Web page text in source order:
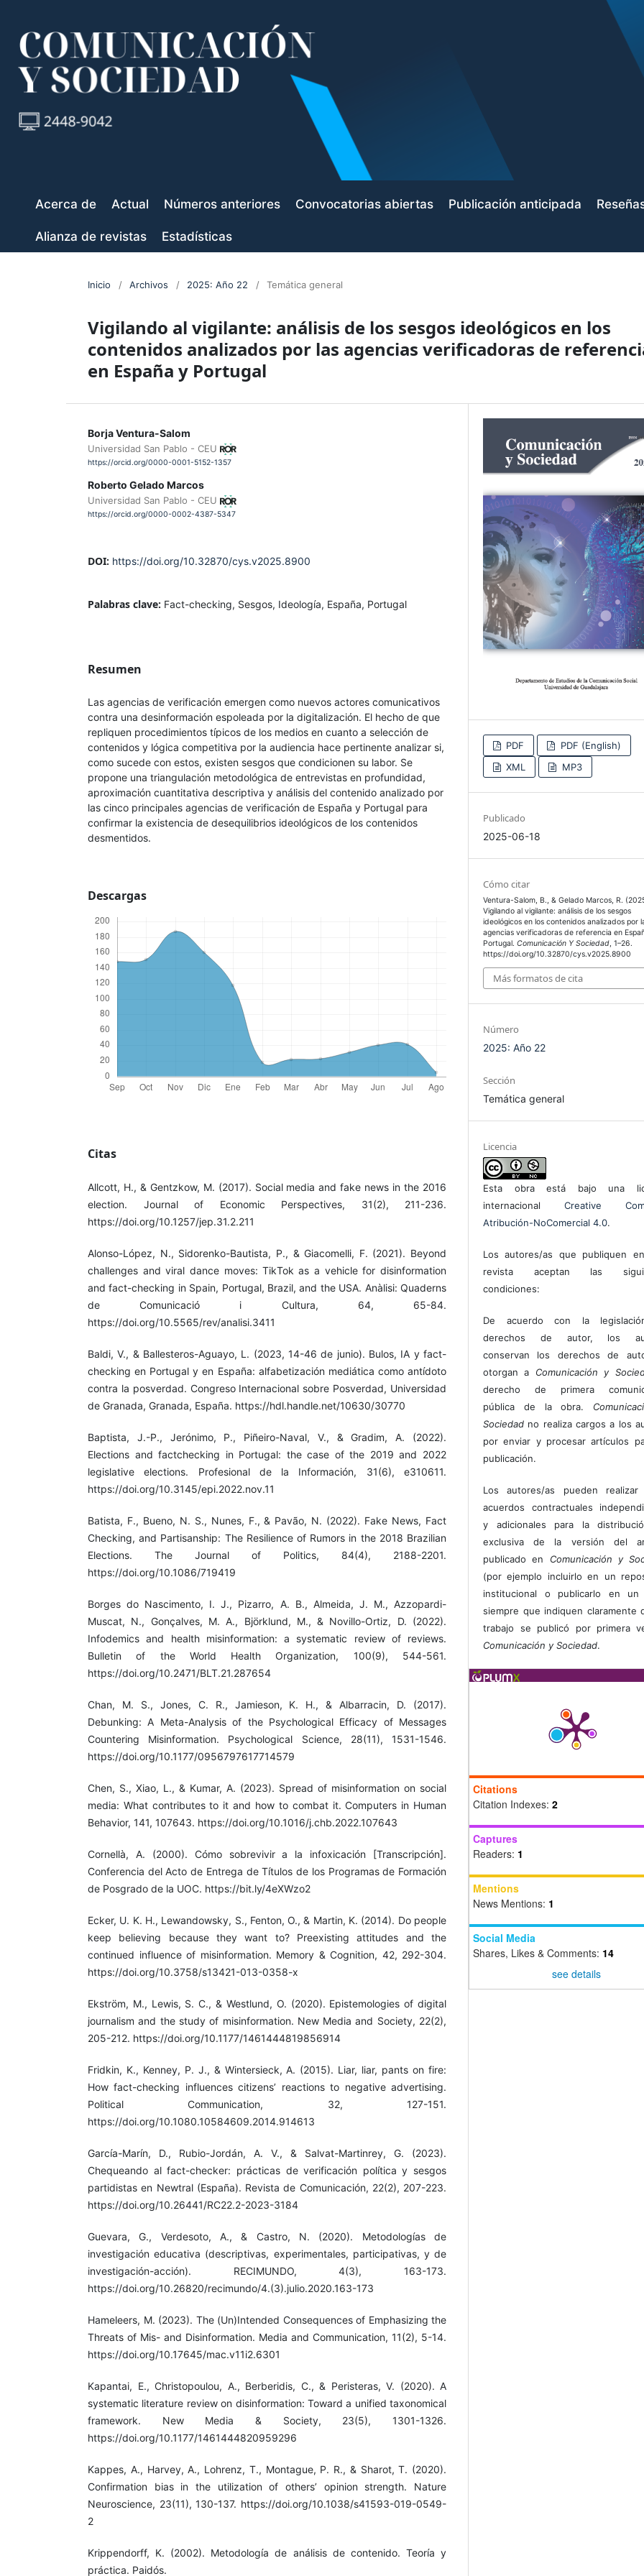
Acerca de Actual Números anteriores Convocatorias abiertas Publicación anticipada
Alianza de revistas Estadísticas
Inicio / Archivos / 2025: Año 22 / Temática general
Vigilando al vigilante: análisis de los sesgos ideológicos en los
contenidos analizados por las agencias verificadoras de
en España y Portugal
Borja Ventura-Salom
Universidad San Pablo - CEU
https://orcid.org/0000-0001-5152-1357
Roberto Gelado Marcos
Universidad San Pablo - CEU
https://orcid.org/0000-0002-4387-5347
DOI: https://doi.org/10.32870/cys.v2025.8900
Palabras clave: Fact-checking, Sesgos, Ideología, España, Portugal
Resumen
Las agencias de verificación emergen como nuevos actores comunicativos
contra una desinformación espoleada por la digitalización. El hecho de que
repliquen procedimientos típicos de los medios en cuanto a selección de
contenidos y lógica competitiva por la audiencia hace pertinente analizar si,
como sucede con estos, existen sesgos que condicionen su labor. Se
propone una triangulación metodológica de entrevistas en profundidad,
aproximación cuantitativa descriptiva y análisis del contenido analizado por
las cinco principales agencias de verificación de España y Portugal para
confirmar la existencia de desequilibrios ideológicos de los contenidos
desmentidos.
Descargas
Citas
Allcott, H., & Gentzkow, M. (2017). Social media and fake news in the 2016
election. Journal of Economic Perspectives, 31(2), 211-236.
https://doi.org/10.1257/jep.31.2.211
Alonso-López, N., Sidorenko-Bautista, P., & Giacomelli, F. (2021). Beyond
challenges and viral dance moves: TikTok as a vehicle for disinformation
and fact-checking in Spain, Portugal, Brazil, and the USA. Anàlisi: Quaderns
de Comunicació i Cultura, 64, 65-84.
https://doi.org/10.5565/rev/analisi.3411
Baldi, V., & Ballesteros-Aguayo, L. (2023, 14-46 de junio). Bulos, IA y fact-
checking en Portugal y en España: alfabetización mediática como antídoto
contra la posverdad. Congreso Internacional sobre Posverdad, Universidad
de Granada, Granada, España. https://hdl.handle.net/10630/30770
Baptista, J.-P., Jerónimo, P., Piñeiro-Naval, V., & Gradim, A. (2022).
Elections and factchecking in Portugal: the case of the 2019 and 2022
legislative elections. Profesional de la Información, 31(6), e310611.
https://doi.org/10.3145/epi.2022.nov.11
Batista, F., Bueno, N. S., Nunes, F., & Pavão, N. (2022). Fake News, Fact
Checking, and Partisanship: The Resilience of Rumors in the 2018 Brazilian
Elections. The Journal of Politics, 84(4), 2188-2201.
https://doi.org/10.1086/719419
Borges do Nascimento, I. J., Pizarro, A. B., Almeida, J. M., Azzopardi-
Muscat, N., Gonçalves, M. A., Björklund, M., & Novillo-Ortiz, D. (2022).
Infodemics and health misinformation: a systematic review of reviews.
Bulletin of the World Health Organization, 100(9), 544-561.
https://doi.org/10.2471/BLT.21.287654
Chan, M. S., Jones, C. R., Jamieson, K. H., & Albarracin, D. (2017).
Debunking: A Meta-Analysis of the Psychological Efficacy of Messages
Countering Misinformation. Psychological Science, 28(11), 1531-1546.
https://doi.org/10.1177/0956797617714579
Chen, S., Xiao, L., & Kumar, A. (2023). Spread of misinformation on social
media: What contributes to it and how to combat it. Computers in Human
Behavior, 141, 107643. https://doi.org/10.1016/j.chb.2022.107643
Cornellà, A. (2000). Cómo sobrevivir a la infoxicación [Transcripción].
Conferencia del Acto de Entrega de Títulos de los Programas de Formación
de Posgrado de la UOC. https://bit.ly/4eXWzo2
Ecker, U. K. H., Lewandowsky, S., Fenton, O., & Martin, K. (2014). Do people
keep believing because they want to? Preexisting attitudes and the
continued influence of misinformation. Memory & Cognition, 42, 292-304.
https://doi.org/10.3758/s13421-013-0358-x
Ekström, M., Lewis, S. C., & Westlund, O. (2020). Epistemologies of digital
journalism and the study of misinformation. New Media and Society, 22(2),
205-212. https://doi.org/10.1177/1461444819856914
Fridkin, K., Kenney, P. J., & Wintersieck, A. (2015). Liar, liar, pants on fire:
How fact-checking influences citizens’ reactions to negative advertising.
Political Communication, 32, 127-151.
https://doi.org/10.1080.10584609.2014.914613
García-Marín, D., Rubio-Jordán, A. V., & Salvat-Martinrey, G. (2023).
Chequeando al fact-checker: prácticas de verificación política y sesgos
partidistas en Newtral (España). Revista de Comunicación, 22(2), 207-223.
https://doi.org/10.26441/RC22.2-2023-3184
Guevara, G., Verdesoto, A., & Castro, N. (2020). Metodologías de
investigación educativa (descriptivas, experimentales, participativas, y de
investigación-acción). RECIMUNDO, 4(3), 163-173.
https://doi.org/10.26820/recimundo/4.(3).julio.2020.163-173
Hameleers, M. (2023). The (Un)Intended Consequences of Emphasizing the
Threats of Mis- and Disinformation. Media and Communication, 11(2), 5-14.
https://doi.org/10.17645/mac.v11i2.6301
Kapantai, E., Christopoulou, A., Berberidis, C., & Peristeras, V. (2020). A
systematic literature review on disinformation: Toward a unified taxonomical
framework. New Media & Society, 23(5), 1301-1326.
https://doi.org/10.1177/1461444820959296
Kappes, A., Harvey, A., Lohrenz, T., Montague, P. R., & Sharot, T. (2020).
Confirmation bias in the utilization of others’ opinion strength. Nature
Neuroscience, 23(11), 130-137. https://doi.org/10.1038/s41593-019-0549-
2
Krippendorff, K. (2002). Metodología de análisis de contenido. Teoría y
práctica. Paidós.
PDF
PDF (English)
XML
MP3
Publicado
2025-06-18
Cómo citar
Ventura-Salom, B., & Gelado Marcos, R.
Vigilando al vigilante: análisis de los sesgos
ideológicos en los contenidos analizados por
agencias verificadoras de referencia en
Portugal.Comunicación Y Sociedad, 1–26.
https://doi.org/10.32870/cys.v2025.8900
Más formatos de cita
Número
2025: Año 22
Sección
Temática general
Licencia
Esta obra está bajo una
internacional Creative
Atribución-NoComercial 4.0.
Los autores/as que publiquen
revista aceptan las
condiciones:
De acuerdo con la
derechos de autor, los
conservan los derechos de
otorgan a Comunicación y
derecho de primera
pública de la obra.
Sociedad no realiza cargos a los
por enviar y procesar artículos
publicación.
Los autores/as pueden realizar
acuerdos contractuales
y adicionales para la
exclusiva de la versión del
publicado en Comunicación y
(por ejemplo incluirlo en un
institucional o publicarlo en un
siempre que indiquen claramente
trabajo se publicó por primera
Comunicación y Sociedad.
Citations
Citation Indexes: 2
Captures
Readers: 1
Mentions
News Mentions: 1
Social Media
Shares, Likes & Comments: 14
see details